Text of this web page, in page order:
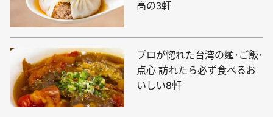
高の3軒
プロが惚れた台湾の麵･ご飯･
点心 訪れたら必ず食べるお
いしい8軒